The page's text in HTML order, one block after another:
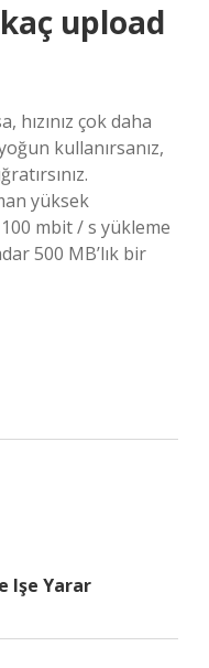
upload
hızınız çok daha
kullanırsanız,
yüksek
mbit / s yükleme
500 MB’lık bir
Işe Yarar